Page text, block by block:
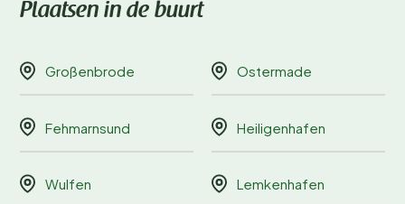
Plaatsen in de buurt
Großenbrode Ostermade
Fehmarnsund Heiligenhafen
Wulfen Lemkenhafen